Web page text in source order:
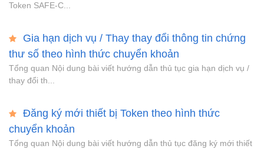
Token SAFE-C...
Gia hạn dịch vụ / Thay thay đổi thông tin chứng
thư số theo hình thức chuyển khoản
Tổng quan Nội dung bài viết hướng dẫn thủ tục gia hạn dịch vụ /
thay đổi th...
Đăng ký mới thiết bị Token theo hình thức
chuyển khoản
Tổng quan Nội dung bài viết hướng dẫn thủ tục đăng ký mới thiết